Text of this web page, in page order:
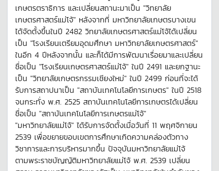
เกษตรตราธิการ และเปลี่ยนสถานะมาเป็น "วิทยาลัย
เกษตรศาสตร์แม่โจ้" หลังจากที่ มหาวิทยาลัยเกษตรบางเขน
ได้จัดตั้งขึ้นในปี 2482 วิทยาลัยเกษตรศาสตร์แม่โจ้ได้เปลี่ยน
เป็น "โรงเรียนเตรียมอุดมศึกษา มหาวิทยาลัยเกษตรศาสตร์"
ในอีก 4 ปีหลังจากนั้น และก็ได้มีการพัฒนาเรื่อยมาและเปลี่ยน
ชื่อเป็น "โรงเรียนเกษตรศาสตร์แม่โจ้" ในปี 2491 และยกฐานะ
เป็น "วิทยาลัยเกษตรกรรมเชียงใหม่" ในปี 2499 ก่อนที่จะได้
รับการสถาปนาเป็น "สถาบันเทคโนโลยีการเกษตร" ในปี 2518
จนกระทั่ง พ.ศ. 2525 สถาบันเทคโนโลยีการเกษตรได้เปลี่ยน
ชื่อเป็น "สถาบันเทคโนโลยีการเกษตรแม่โจ้"
"มหาวิทยาลัยแม่โจ้" ได้รับการจัดตั้งเมื่อวันที่ 11 พฤศจิกายน
2539 เพื่อขยายขอบเขตการศึกษาเกิดความคล่องตัวทาง
วิชาการและการบริหารมากขึ้น ปัจจุบันมหาวิทยาลัยแม่โจ้
ตามพระราชบัญญัติมหาวิทยาลัยแม่โจ้ พ.ศ. 2539 เปลี่ยน